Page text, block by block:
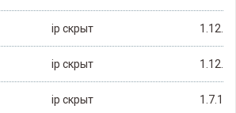
ip скрыт 1.12.2
ip скрыт 1.12.2
ip скрыт 1.7.10